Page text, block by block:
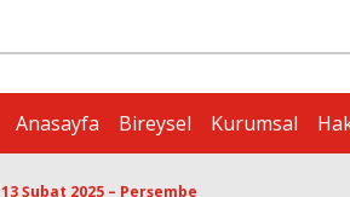
Anasayfa Bireysel Kurumsal
13 Şubat 2025 – Perşembe